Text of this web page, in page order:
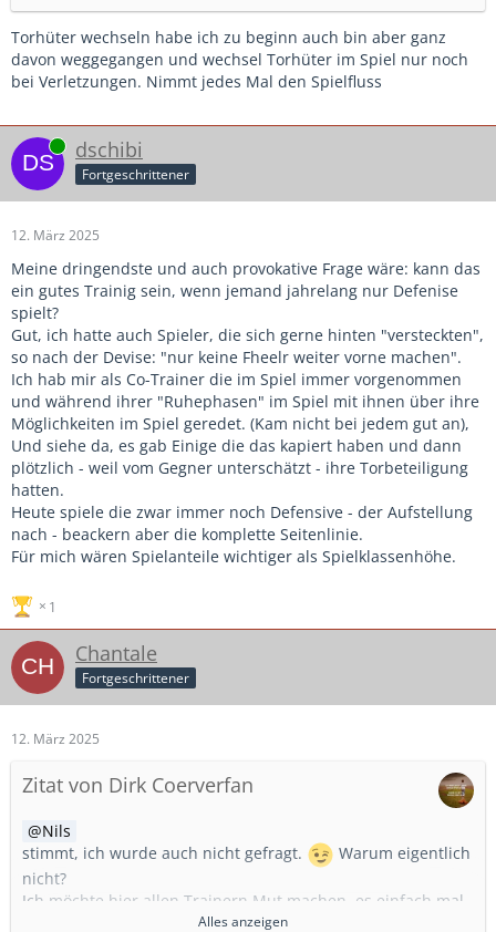
Torhüter wechseln habe ich zu beginn auch bin aber ganz
davon weggegangen und wechsel Torhüter im Spiel nur noch
bei Verletzungen. Nimmt jedes Mal den Spielfluss
Online dschibi
Fortgeschrittener
12. März 2025
Meine dringendste und auch provokative Frage wäre: kann das
ein gutes Trainig sein, wenn jemand jahrelang nur Defenise
spielt?
Gut, ich hatte auch Spieler, die sich gerne hinten "versteckten",
so nach der Devise: "nur keine Fheelr weiter vorne machen".
Ich hab mir als Co-Trainer die im Spiel immer vorgenommen
und während ihrer "Ruhephasen" im Spiel mit ihnen über ihre
Möglichkeiten im Spiel geredet. (Kam nicht bei jedem gut an),
Und siehe da, es gab Einige die das kapiert haben und dann
plötzlich - weil vom Gegner unterschätzt - ihre Torbeteiligung
hatten.
Heute spiele die zwar immer noch Defensive - der Aufstellung
nach - beackern aber die komplette Seitenlinie.
Für mich wären Spielanteile wichtiger als Spielklassenhöhe.
1
Chantale
Fortgeschrittener
12. März 2025
Zitat von Dirk Coerverfan
Nils
stimmt, ich wurde auch nicht gefragt.
Warum eigentlich
nicht?
Ich möchte hier allen Trainern Mut machen, es einfach mal
Alles anzeigen